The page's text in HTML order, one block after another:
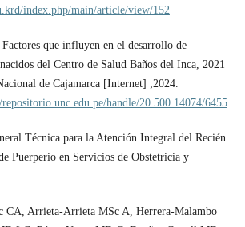
index.php/main/article/view/152
que influyen en el desarrollo de
del Centro de Salud Baños del Inca, 2021
de Cajamarca [Internet] ;2024.
handle/20.500.14074/6455
Técnica para la Atención Integral del Recién
Puerperio en Servicios de Obstetricia y
CA, Arrieta-Arrieta MSc A, Herrera-Malambo